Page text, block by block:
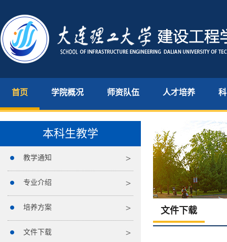
首页 学院概况 师资队伍 人才培养
本科生教学
教学通知
专业介绍
培养方案
文件下载
文件下载